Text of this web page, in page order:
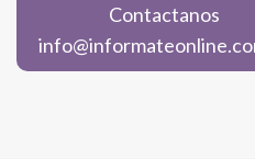
Contactanos